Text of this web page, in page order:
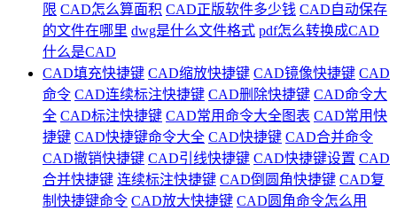
限 CAD怎么算面积 CAD正版软件多少钱 CAD自动保存
的文件在哪里 dwg是什么文件格式 pdf怎么转换成CAD
什么是CAD
CAD填充快捷键 CAD缩放快捷键 CAD镜像快捷键 CAD
命令 CAD连续标注快捷键 CAD删除快捷键 CAD命令大
全 CAD标注快捷键 CAD常用命令大全图表 CAD常用快
捷键 CAD快捷键命令大全 CAD快捷键 CAD合并命令
CAD撤销快捷键 CAD引线快捷键 CAD快捷键设置 CAD
合并快捷键 连续标注快捷键 CAD倒圆角快捷键 CAD复
制快捷键命令 CAD放大快捷键 CAD圆角命令怎么用